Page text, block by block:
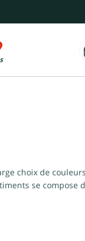
choix de
se compose